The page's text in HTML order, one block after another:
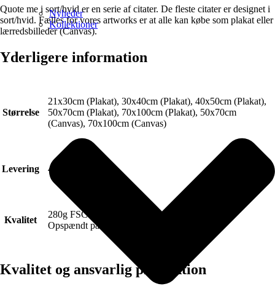
Nyheder
Kollektioner
Quote me i sort/hvid er en serie af citater. De fleste citater er designet i
sort/hvid. Fælles for vores artworks er at alle kan købe som plakat eller
lærredsbilleder (Canvas).
Yderligere information
Størrelse
21x30cm (Plakat), 30x40cm (Plakat), 40x50cm (Plakat),
50x70cm (Plakat), 70x100cm (Plakat), 50x70cm
(Canvas), 70x100cm (Canvas)
Levering 4-6 hverdage.
Kvalitet
280g FSC Certificeret Art canvas (Lærred).
Opspændt på blindramme.
Kvalitet og ansvarlig produktion